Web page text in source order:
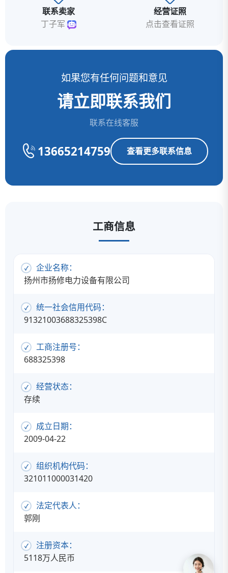
联系卖家
丁子军
经营证照
点击查看证照
如果您有任何问题和意见
请立即联系我们
联系在线客服
13665214759 查看更多联系信息
工商信息
企业名称：
扬州市扬修电力设备有限公司
统一社会信用代码：
91321003688325398C
工商注册号：
688325398
经营状态：
存续
成立日期：
2009-04-22
组织机构代码：
321011000031420
法定代表人：
郭刚
注册资本：
5118万人民币